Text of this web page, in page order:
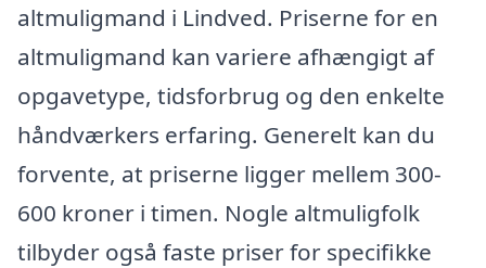
altmuligmand i Lindved. Priserne for en
altmuligmand kan variere afhængigt af
opgavetype, tidsforbrug og den enkelte
håndværkers erfaring. Generelt kan du
forvente, at priserne ligger mellem 300-
600 kroner i timen. Nogle altmuligfolk
tilbyder også faste priser for specifikke